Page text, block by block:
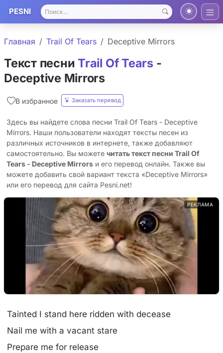
PESNI
Главная Trail Of Tears Deceptive Mirrors
Текст песниTrail Of Tears-
Deceptive Mirrors
В избранное Заказать перевод
Здесь вы найдете слова песни Trail Of Tears - Deceptive
Mirrors. Наши пользователи находят тексты песен из
различных источников в интернете, также добавляют
самостоятельно. Вы можете читать текст песни Trail Of
Tears - Deceptive Mirrors и его перевод онлайн. Также вы
можете добавить свой вариант текста «Deceptive Mirrors»
или его перевод для сайта Pesni.net!
РЕКЛАМА
Tainted I stand here ridden with decease
Nail me with a vacant stare
Prepare me for release